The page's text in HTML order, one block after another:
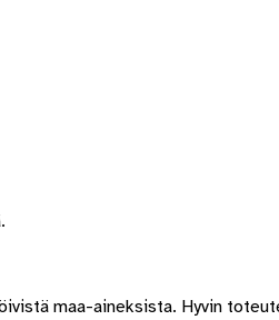
maa-aineksista. Hyvin